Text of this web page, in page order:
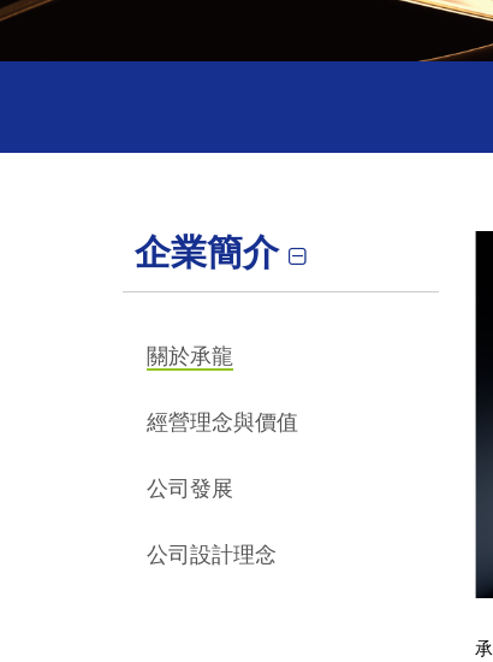
企業簡介
關於承龍
經營理念與價值
公司發展
公司設計理念